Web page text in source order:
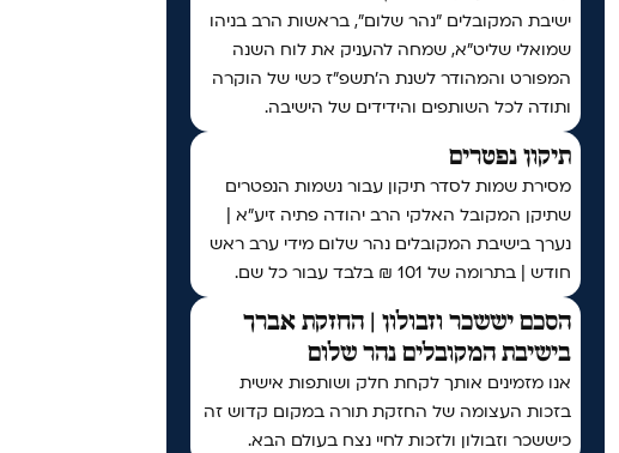
ישיבת המקובלים "נהר שלום", בראשות הרב בניהו
שמואלי שליט"א, שמחה להעניק את לוח השנה
המפורט והמהודר לשנת ה'תשפ"ז כשי של הוקרה
ותודה לכל השותפים והידידים של הישיבה.
תיקון נפטרים
מסירת שמות לסדר תיקון עבור נשמות הנפטרים
שתיקן המקובל האלקי הרב יהודה פתיה זיע"א |
נערך בישיבת המקובלים נהר שלום מידי ערב ראש
חודש | בתרומה של 101 ₪ בלבד עבור כל שם.
הסכם יששכר וזבולון | החזקת אברך
בישיבת המקובלים נהר שלום
אנו מזמינים אותך לקחת חלק ושותפות אישית
בזכות העצומה של החזקת תורה במקום קדוש זה
כיששכר וזבולון ולזכות לחיי נצח בעולם הבא.